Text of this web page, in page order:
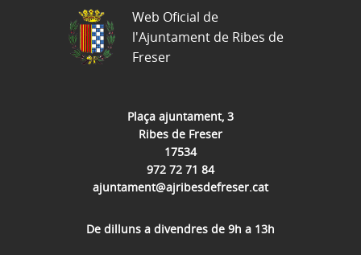
Plaça ajuntament, 3
Ribes de Freser
17534
972 72 71 84
ajuntament@ajribesdefreser.cat
De dilluns a divendres de 9h a 13h
Web Oficial de
l'Ajuntament de Ribes de
Freser